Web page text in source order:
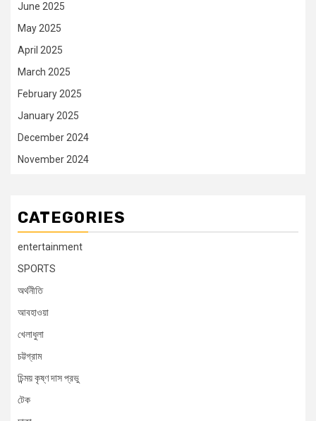
June 2025
May 2025
April 2025
March 2025
February 2025
January 2025
December 2024
November 2024
CATEGORIES
entertainment
SPORTS
অর্থনীতি
আবহাওয়া
খেলাধুলা
চট্টগ্রাম
চিন্ময় কৃষ্ণ দাস প্রভু
টেক